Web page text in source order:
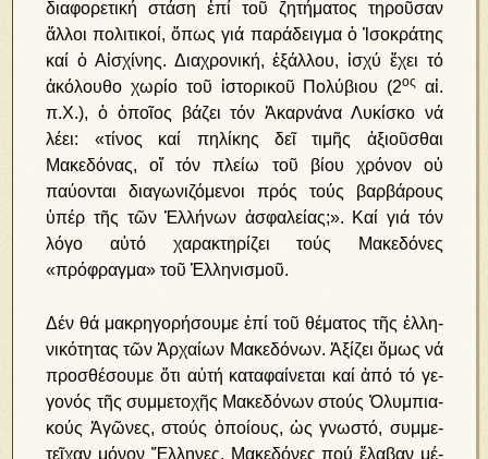
διαφορετική στάση ἐπί τοῦ ζητήματος τηροῦσαν
ἄλλοι πολιτικοί, ὅπως γιά παράδειγμα ὁ Ἰσοκράτης
καί ὁ Αἰσχίνης. Διαχρονική, ἐξάλλου, ἰσχύ ἔχει τό
ἀκόλουθο χωρίο τοῦ ἱστορικοῦ Πολύβιου (2ος
αἰ.
π.Χ.), ὁ ὁποῖος βάζει τόν Ἀκαρνάνα Λυκίσκο νά
λέει: «τίνος καί πηλίκης δεῖ τιμῆς ἀξιοῦσθαι
Μακεδόνας, οἵ τόν πλείω τοῦ βίου χρόνον οὐ
παύονται διαγωνιζόμενοι πρός τούς βαρβάρους
ὑπέρ τῆς τῶν Ἑλλήνων ἀσφαλείας;». Καί γιά τόν
λόγο αὐτό χαρακτηρίζει τούς Μακεδόνες
«πρόφραγμα» τοῦ Ἑλληνισμοῦ.
Δέν θά μα­κρη­γο­ρή­σουμε ἐ­πί τοῦ θέ­μα­τος τῆς ἑλ­λη­
νι­κό­τη­τας τῶν Ἀρ­χαί­ων Μα­κε­δό­νων. Ἀ­ξί­ζει ὅ­μως νά
προ­σθέ­σου­με ὅ­τι αὐ­τή κα­τα­φαί­νε­ται καί ἀ­πό τό γε­
γο­νός τῆς συμ­με­το­χῆς Μα­κε­δό­νων στούς Ὀ­λυμ­πια­
κούς Ἀ­γῶ­νες, στούς ὁ­ποί­ους, ὡς γνω­στό, συμ­με­
τεῖ­χαν μό­νον Ἕλ­λη­νες. Μα­κε­δό­νες πού ἔ­λα­βαν μέ­